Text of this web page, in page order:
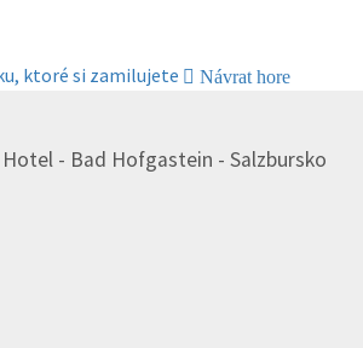
ktoré si zamilujete Návrat hore
- Bad Hofgastein - Salzbursko